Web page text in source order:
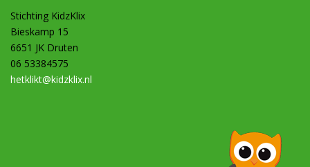
Stichting KidzKlix
Bieskamp 15
6651 JK Druten
06 53384575
hetklikt@kidzklix.nl